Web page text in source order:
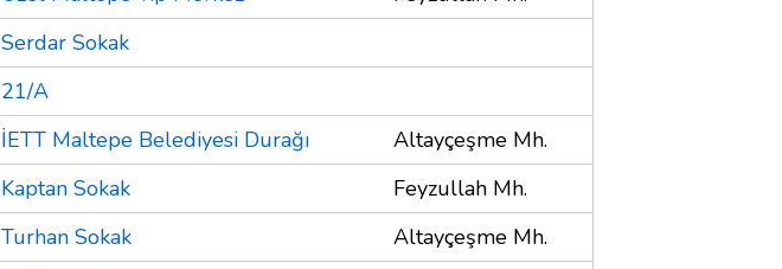
Serdar Sokak
21/A
İETT Maltepe Belediyesi Durağı
Altayçeşme Mh.
Kaptan Sokak
Feyzullah Mh.
Turhan Sokak
Altayçeşme Mh.